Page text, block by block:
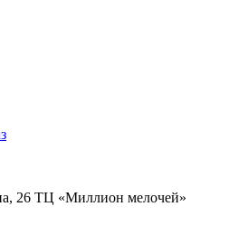
26 ТЦ «Миллион мелочей»